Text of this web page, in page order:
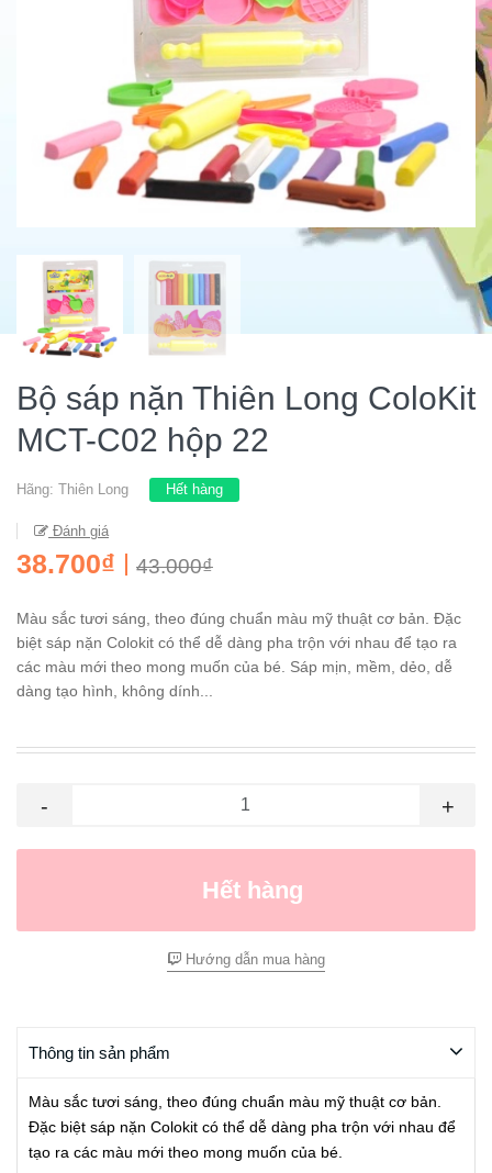
Bộ sáp nặn Thiên Long ColoKit
MCT-C02 hộp 22
Hãng: Thiên Long Hết hàng
Đánh giá
38.700₫ 43.000₫
Màu sắc tươi sáng, theo đúng chuẩn màu mỹ thuật cơ bản. Đặc
biệt sáp nặn Colokit có thể dễ dàng pha trộn với nhau để tạo ra
các màu mới theo mong muốn của bé. Sáp mịn, mềm, dẻo, dễ
dàng tạo hình, không dính...
- +
Hết hàng
Hướng dẫn mua hàng
Thông tin sản phẩm
Màu sắc tươi sáng, theo đúng chuẩn màu mỹ thuật cơ bản.
Đặc biệt sáp nặn Colokit có thể dễ dàng pha trộn với nhau để
tạo ra các màu mới theo mong muốn của bé.